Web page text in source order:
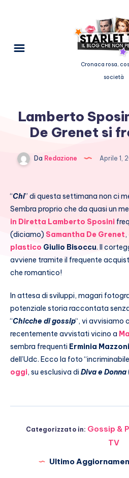
Cronaca rosa,
società
Lamberto
De Grenet si
Da Redazione Aprile 1,
“Chi” di questa settimana non ci
Sembra proprio che da quasi un
in Diretta Lamberto Sposini
(diciamo) Samantha De Grenet,
plastico Giulio Bisoccu. Il
avviene tramite il frequente
che romantico!
In attesa di sviluppi, magari
potenziale storia raccontata
“Chicche di gossip“, vi avvisiamo
recentemente avvistati vicino a
sembra frequenti Erminia Mazzoni
dell’Udc. Ecco la foto
oggi, su esclusiva diDiva e Donna
Categorizzato in: Gossip &
TV
Ultimo